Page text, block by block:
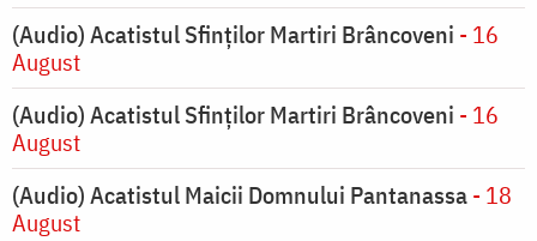
(Audio) Acatistul Sfinților Martiri Brâncoveni - 16
August
(Audio) Acatistul Sfinților Martiri Brâncoveni - 16
August
(Audio) Acatistul Maicii Domnului Pantanassa- 18
August